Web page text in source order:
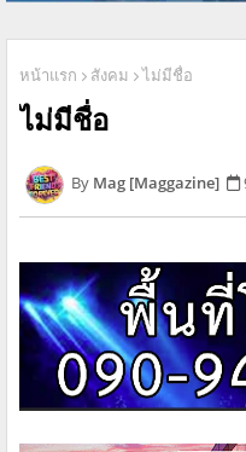
หน้าแรก สังคม ไม่มีชื่อ
ไม่มีชื่อ
Mag [Maggazine]